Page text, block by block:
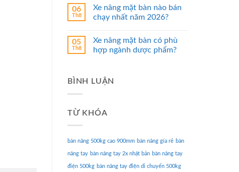
06
Th8
Xe nâng mặt bàn nào bán
chạy nhất năm 2026?
05
Th8
Xe nâng mặt bàn có phù
hợp ngành dược phẩm?
BÌNH LUẬN
TỪ KHÓA
bàn nâng 500kg cao 900mm bàn nâng gía rẻ bàn
nâng tay bàn nâng tay 2x nhật bản bàn nâng tay
điện 500kg bàn nâng tay điện di chuyển 500kg